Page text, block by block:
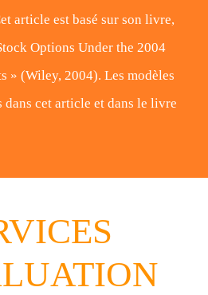
article est basé sur son livre,
Options Under the 2004
» (Wiley, 2004). Les modèles
cet article et dans le livre